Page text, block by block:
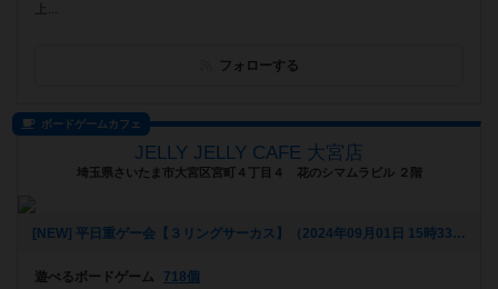
上...
フォローする
ボードゲームカフェ
JELLY JELLY CAFE 大宮店
埼玉県さいたま市大宮区宮町４丁目４ 花のシマムラビル ２階
[NEW] 平日重ゲー会【３リングサーカス】（2024年09月01日 15時33分）
遊べるボードゲーム
718個